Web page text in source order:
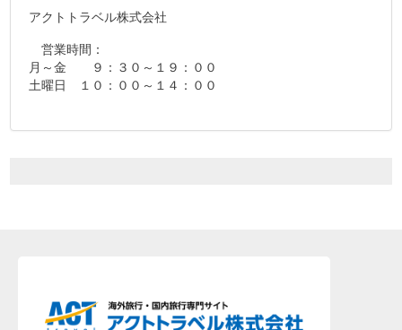
アクトトラベル株式会社
営業時間：
月～金 ９：３０～１９：００
土曜日 １０：００～１４：００